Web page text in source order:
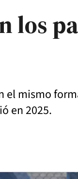
los
el mismo
en 2025.